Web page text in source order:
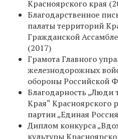
Красноярского края
Благодарственное
палаты территорий
Гражданской
(2017)
Грамота Главного
железнодорожных
обороны Российской
Благодарность „Люди
Края“ Красноярского
партии „Единая
Диплом конкурса
культуры